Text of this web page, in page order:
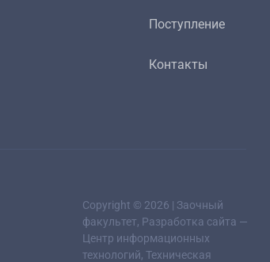
Поступление
Контакты
Copyright © 2026 | Заочный
факультет, Разработка сайта —
Центр информационных
технологий, Техническая